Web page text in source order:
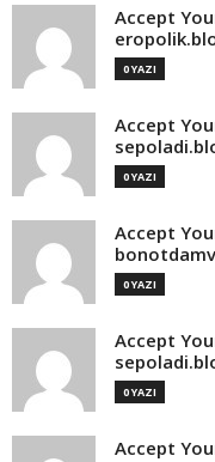
Accept
0 YAZI
Accept
0 YAZI
Accept
0 YAZI
Accept
0 YAZI
Accept